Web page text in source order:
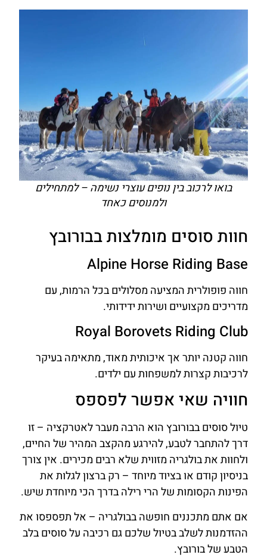
בואו לרכוב בין נופים עוצרי נשימה – למתחילים
ולמנוסים כאחד
חוות סוסים מומלצות בבורובץ
Alpine Horse Riding Base
חווה פופולרית המציעה מסלולים בכל הרמות, עם
מדריכים מקצועיים ושירות ידידותי.
Royal Borovets Riding Club
חווה קטנה יותר אך איכותית מאוד, מתאימה בעיקר
לרכיבות קצרות למשפחות עם ילדים.
חוויה שאי אפשר לפספס
טיול סוסים בבורובץ הוא הרבה מעבר לאטרקציה – זו
דרך להתחבר לטבע, להירגע מהקצב המהיר של החיים,
ולחוות את בולגריה מזווית שלא רבים מכירים. אין צורך
בניסיון קודם או בציוד מיוחד – רק ברצון לגלות את
הפינות הקסומות של הרי רילה בדרך הכי מיוחדת שיש.
אם אתם מתכננים חופשה בבולגריה – אל תפספסו את
ההזדמנות לשלב בטיול שלכם גם רכיבה על סוסים בלב
הטבע של בורובץ.